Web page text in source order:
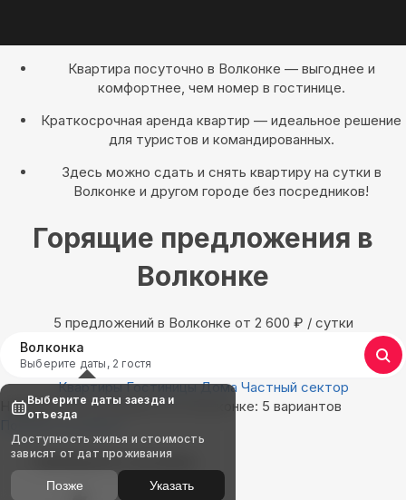
Квартира посуточно в Волконке — выгоднее и
комфортнее, чем номер в гостинице.
Краткосрочная аренда квартир — идеальное решение
для туристов и командированных.
Здесь можно сдать и снять квартиру на сутки в
Волконке и другом городе без посредников!
Горящие предложения в
Волконке
5 предложений в Волконке oт 2 600 ₽ / сутки
Волконка
Выберите даты, 2 гостя
Квартиры Гостиницы Дома Частный сектор
Найдём, где остановиться в Волконке: 5 вариантов
Показать на карте
Выбирайте лучшее
Выберите даты заезда и
отъезда
Доступность жилья и стоимость
зависят от дат проживания
Позже Указать